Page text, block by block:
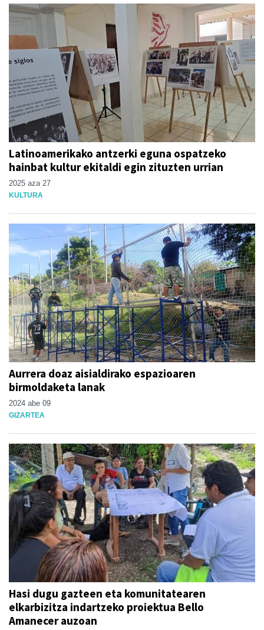
Latinoamerikako antzerki eguna ospatzeko
hainbat kultur ekitaldi egin zituzten urrian
2025 aza 27
KULTURA
Aurrera doaz aisialdirako espazioaren
birmoldaketa lanak
2024 abe 09
GIZARTEA
Hasi dugu gazteen eta komunitatearen
elkarbizitza indartzeko proiektua Bello
Amanecer auzoan